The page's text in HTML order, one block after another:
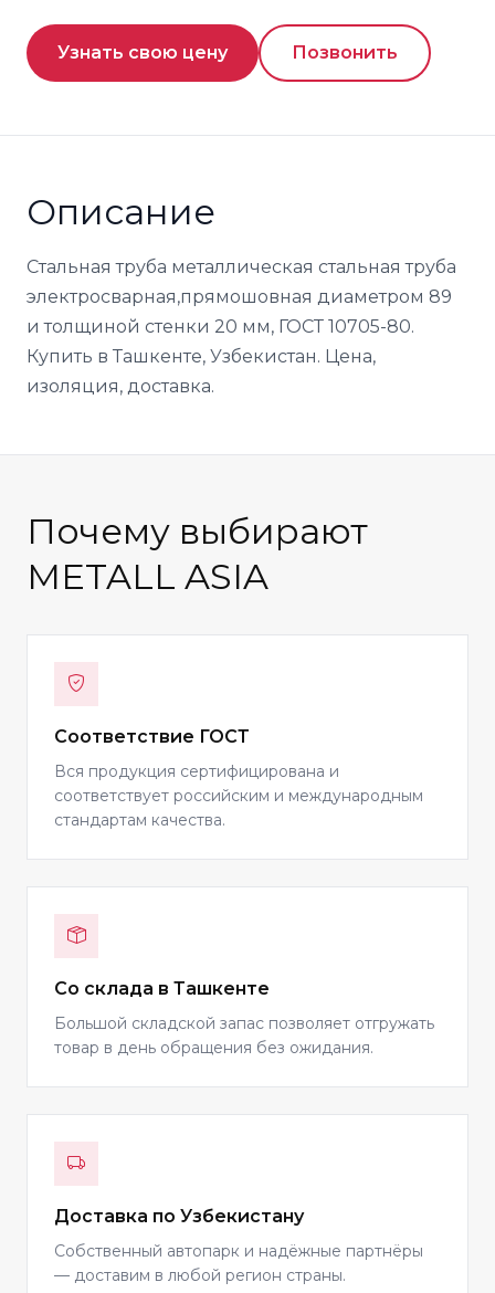
Узнать свою цену Позвонить
Описание
Стальная труба металлическая стальная труба
электросварная,прямошовная диаметром 89
и толщиной стенки 20 мм, ГОСТ 10705-80.
Купить в Ташкенте, Узбекистан. Цена,
изоляция, доставка.
Почему выбирают
METALL ASIA
Соответствие ГОСТ
Вся продукция сертифицирована и
соответствует российским и международным
стандартам качества.
Со склада в Ташкенте
Большой складской запас позволяет отгружать
товар в день обращения без ожидания.
Доставка по Узбекистану
Собственный автопарк и надёжные партнёры
— доставим в любой регион страны.